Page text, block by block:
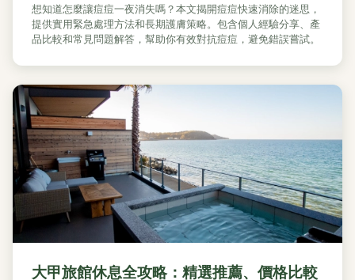
想知道怎麼讓痘痘一夜消失嗎？本文揭開痘痘快速消除的迷思，
提供實用緊急處理方法和長期護膚策略。包含個人經驗分享、產
品比較和常見問題解答，幫助你有效對抗痘痘，避免錯誤嘗試。
大甲旅館休息全攻略：精選推薦、價格比較